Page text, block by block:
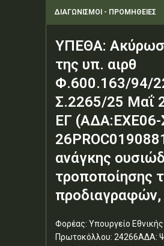
ΔΙΑΓΩΝΙΣΜΟΊ - ΠΡΟΜΉΘΕΙΕΣ
ΥΠΕΘΑ:
της υπ. αιρθ
Φ.600.163/94/
Σ.2265/25 Μαΐ
ΕΓ
ανάγκης
τροποποίησης
Φορέας: Υπουργείο
Πρωτοκόλλου: 24266ΑΔΑ: